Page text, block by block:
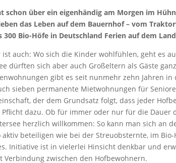
schon über ein eigenhändig am Morgen im
das Leben auf dem Bauernhof – vom
300 Bio-Höfe in Deutschland Ferien auf dem
ist auch: Wo sich die Kinder wohlfühlen, geht es
dürften sich aber auch Großeltern als Gäste
gibt es seit nunmehr zehn Jahren in
sieben permanente Mietwohnungen für
der dem Grundsatz folgt, dass jeder
dazu. Ob für immer oder nur für die Dauer
herzlich willkommen: So kann man sich an
aktiv beteiligen wie bei der Streuobsternte, im
Initiative ist in vielerlei Hinsicht denkbar und
Verbindung zwischen den Hofbewohnern.